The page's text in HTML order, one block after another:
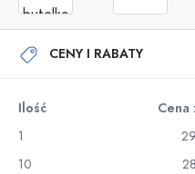
CENY I RABATY
Ilość Cena
1
10